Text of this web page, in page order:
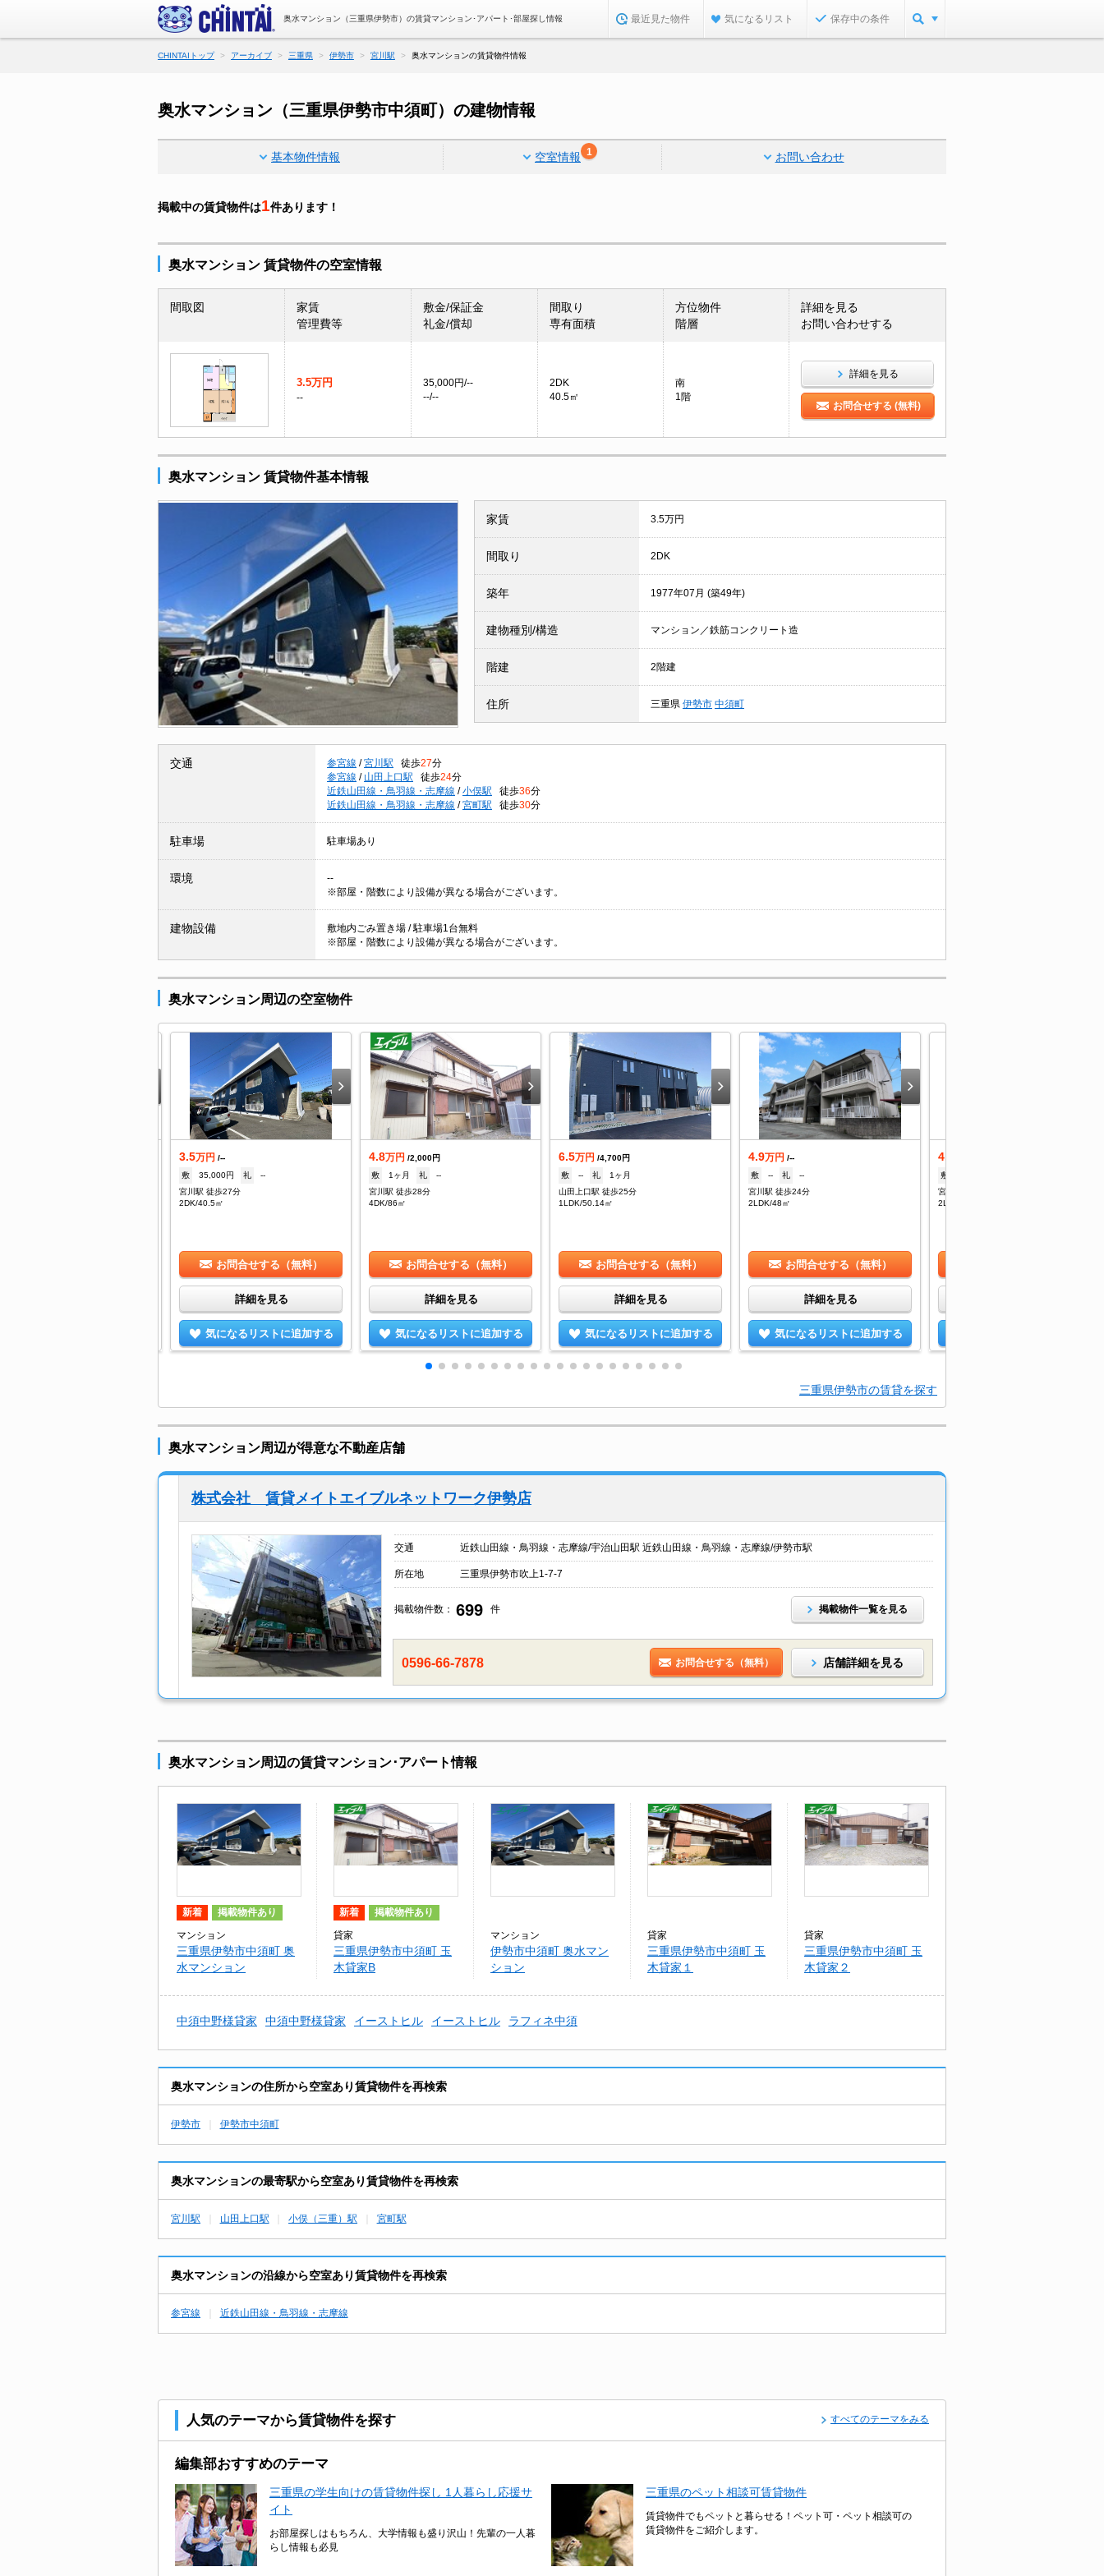
奥水マンション（三重県伊勢市）の賃貸マンション･アパート･部屋探し情報 最近見た物件 気になるリスト 保存中の条件
CHINTAIトップ アーカイブ 三重県 伊勢市 宮川駅 奥水マンションの賃貸物件情報
奥水マンション（三重県伊勢市中須町）の建物情報
基本物件情報 空室情報 1 お問い合わせ
掲載中の賃貸物件は1件あります！
奥水マンション 賃貸物件の空室情報
間取図
家賃
管理費等
敷金/保証金
礼金/償却
間取り
専有面積
方位物件
階層
詳細を見る
お問い合わせする
3.5万円
--
35,000円/--
--/--
2DK
40.5㎡
南
1階
詳細を見る
お問合せする (無料)
奥水マンション 賃貸物件基本情報
家賃 3.5万円
間取り 2DK
築年 1977年07月 (築49年)
建物種別/構造 マンション／鉄筋コンクリート造
階建 2階建
住所 三重県 伊勢市 中須町
交通 参宮線 / 宮川駅 徒歩27分
参宮線 / 山田上口駅 徒歩24分
近鉄山田線・鳥羽線・志摩線 / 小俣駅 徒歩36分
近鉄山田線・鳥羽線・志摩線 / 宮町駅 徒歩30分
駐車場 駐車場あり
環境
--
※部屋・階数により設備が異なる場合がございます。
建物設備
敷地内ごみ置き場 / 駐車場1台無料
※部屋・階数により設備が異なる場合がございます。
奥水マンション周辺の空室物件
3.5万円 /--
敷
35,000円 礼
--
宮川駅 徒歩27分
2DK/40.5㎡
お問合せする（無料）
詳細を見る
気になるリストに追加する
4.8万円 /2,000円
敷
1ヶ月 礼
--
宮川駅 徒歩28分
4DK/86㎡
お問合せする（無料）
詳細を見る
気になるリストに追加する
6.5万円 /4,700円
敷
-- 礼
1ヶ月
山田上口駅 徒歩25分
1LDK/50.14㎡
お問合せする（無料）
詳細を見る
気になるリストに追加する
4.9万円 /--
敷
-- 礼
--
宮川駅 徒歩24分
2LDK/48㎡
お問合せする（無料）
詳細を見る
気になるリストに追加する
4.9
敷
宮川駅 徒歩24分
2LDK/48㎡
三重県伊勢市の賃貸を探す
奥水マンション周辺が得意な不動産店舗
株式会社 賃貸メイトエイブルネットワーク伊勢店
交通 近鉄山田線・鳥羽線・志摩線/宇治山田駅 近鉄山田線・鳥羽線・志摩線/伊勢市駅
所在地 三重県伊勢市吹上1-7-7
掲載物件数： 699 件 掲載物件一覧を見る
0596-66-7878 お問合せする（無料） 店舗詳細を見る
奥水マンション周辺の賃貸マンション･アパート情報
新着 掲載物件あり
マンション
三重県伊勢市中須町 奥
水マンション
新着 掲載物件あり
貸家
三重県伊勢市中須町 玉
木貸家B
マンション
伊勢市中須町 奥水マン
ション
貸家
三重県伊勢市中須町 玉
木貸家１
貸家
三重県伊勢市中須町 玉
木貸家２
中須中野様貸家 中須中野様貸家 イーストヒル イーストヒル ラフィネ中須
奥水マンションの住所から空室あり賃貸物件を再検索
伊勢市 伊勢市中須町
奥水マンションの最寄駅から空室あり賃貸物件を再検索
宮川駅 山田上口駅 小俣（三重）駅 宮町駅
奥水マンションの沿線から空室あり賃貸物件を再検索
参宮線 近鉄山田線・鳥羽線・志摩線
人気のテーマから賃貸物件を探す すべてのテーマをみる
編集部おすすめのテーマ
三重県の学生向けの賃貸物件探し 1人暮らし応援サ
イト
お部屋探しはもちろん、大学情報も盛り沢山！先輩の一人暮
らし情報も必見
三重県のペット相談可賃貸物件
賃貸物件でもペットと暮らせる！ペット可・ペット相談可の
賃貸物件をご紹介します。